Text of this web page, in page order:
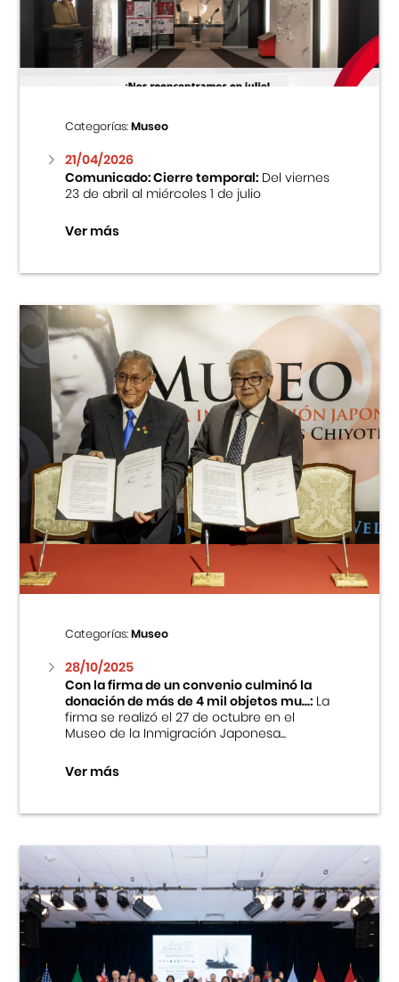
Centro Cultural Peruano Japonés
Museo de la Inmigración Japonesa
Fondo Editorial
Teatro Peruano Japonés
Categorías:Museo
21/04/2026
Comunicado: Cierre temporal:Del viernes
23 de abril al miércoles 1 de julio
Ver más
Categorías:Museo
28/10/2025
Con la firma de un convenio culminó la
donación de más de 4 mil objetos mu...:La
firma se realizó el 27 de octubre en el
Museo de la Inmigración Japonesa...
Ver más